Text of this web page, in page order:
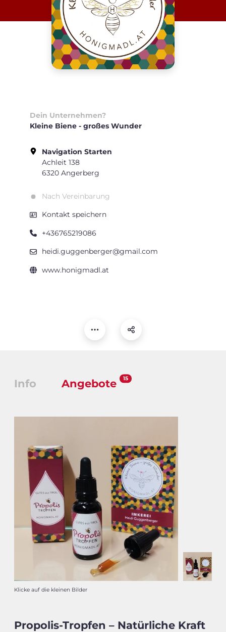
Dein Unternehmen?
Kleine Biene - großes Wunder
Navigation Starten
Achleit 138
6320 Angerberg
Nach Vereinbarung
Kontakt speichern
+436765219086
heidi.guggenberger@gmail.com
www.honigmadl.at
Info Angebote 15
Klicke auf die kleinen Bilder
Propolis-Tropfen – Natürliche Kraft